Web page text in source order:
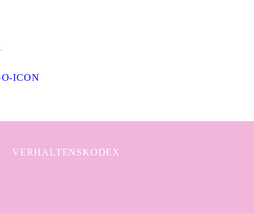
VERHALTENSKODEX